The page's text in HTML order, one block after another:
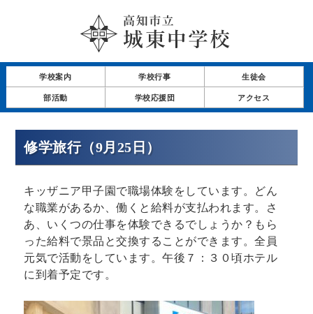
学校案内 学校行事 生徒会
部活動 学校応援団 アクセス
修学旅行（9月25日）
キッザニア甲子園で職場体験をしています。どん
な職業があるか、働くと給料が支払われます。さ
あ、いくつの仕事を体験できるでしょうか？もら
った給料で景品と交換することができます。全員
元気で活動をしています。午後７：３０頃ホテル
に到着予定です。